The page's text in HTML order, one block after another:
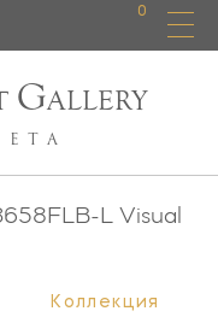
0
GALLERY
L
Visual
Коллекция